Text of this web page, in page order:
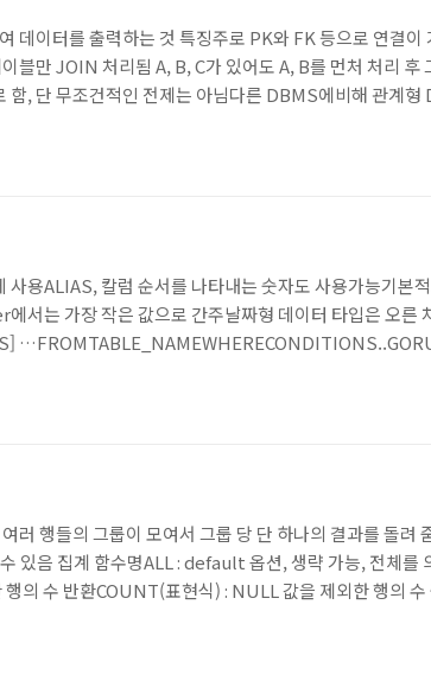
데이터를 출력하는 것 특징주로 PK와 FK 등으로 연결이
블만 JOIN 처리됨 A, B, C가 있어도 A, B를 먼처 처리 후
, 단 무조건적인 전제는 아님다른 DBMS에비해 관계형
사용ALIAS, 칼럼 순서를 나타내는 숫자도 사용가능기본
서는 가장 작은 값으로 간주날짜형 데이터 타입은 오른
행들의 그룹이 모여서 그룹 당 단 하나의 결과를 돌려
음 집계 함수명ALL : default 옵션, 생략 가능, 전체를
의 수 반환COUNT(표현식) : NULL 값을 제외한 행의